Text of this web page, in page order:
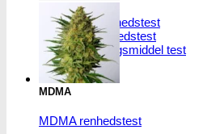
Kokain renhedhedstest
Crack renhedhedstest
Kokain blandingsmiddel test
MDMA
MDMA renhedstest
varesiden